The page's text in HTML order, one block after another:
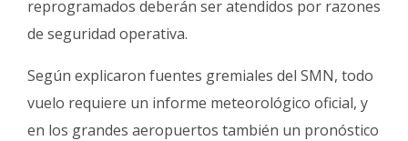
reprogramados deberán ser atendidos por razones
de seguridad operativa.
Según explicaron fuentes gremiales del SMN, todo
vuelo requiere un informe meteorológico oficial, y
en los grandes aeropuertos también un pronóstico